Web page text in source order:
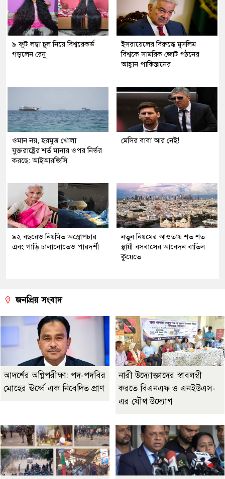
৯ ফুট লম্বা চুল নিয়ে বিশ্বরেকর্ড
গড়লেন রেনু
ইসরায়েলের বিরুদ্ধে মুসলিম
বিশ্বকে সামরিক জোট গঠনের
আহ্বান পাকিস্তানের
ওমান নয়, হরমুজ খোলা
যুক্তরাষ্ট্রের শর্ত মানার ওপর নির্ভর
করছে: আইআরজিসি
মেসির বাবা আর নেই!
৯২ বছরেও নিয়মিত অস্ত্রোপচার
এবং গাড়ি চালানোতেও পারদর্শী
নতুন নিয়মের আওতায় শত শত
স্থায়ী বসবাসের আবেদন বাতিল
কুয়েতে
জনপ্রিয় সংবাদ
আদর্শের অগ্নিপরীক্ষা: পদ-পদবির
মোহের ঊর্ধ্বে এক নিবেদিত প্রাণ
নারী উদ্যোক্তাদের স্বাবলম্বী
করতে বিএনএফ ও এনইউএস-
এর যৌথ উদ্যোগ